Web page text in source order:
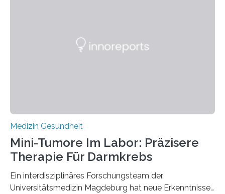
Medizin Gesundheit
Mini-Tumore Im Labor: Präzisere
Therapie Für Darmkrebs
Ein interdisziplinäres Forschungsteam der
Universitätsmedizin Magdeburg hat neue Erkenntnisse